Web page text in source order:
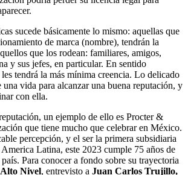
sucede básicamente lo mismo: aquellas que
de marca (nombre), tendrán la
que los rodean: familiares, amigos,
y sus jefes, en particular. En sentido
tendrá la más mínima creencia. Lo delicado
una vida para alcanzar una buena reputación, y
con ella.
un ejemplo de ello es Procter &
que tiene mucho que celebrar en México.
percepción, y el ser la primera subsidiaria
Latina, este 2023 cumple 75 años de
Para conocer a fondo sobre su trayectoria
Alto Nivel, entrevisto a Juan Carlos Trujillo,